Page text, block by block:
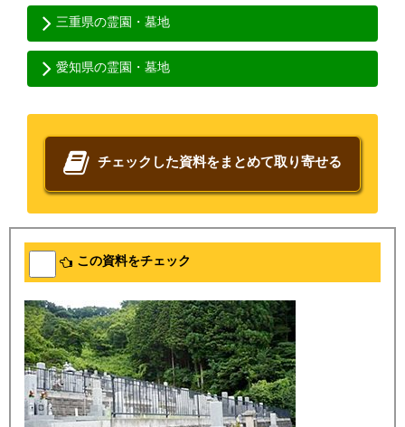
三重県の霊園・墓地
愛知県の霊園・墓地
チェックした資料をまとめて取り寄せる
この資料をチェック